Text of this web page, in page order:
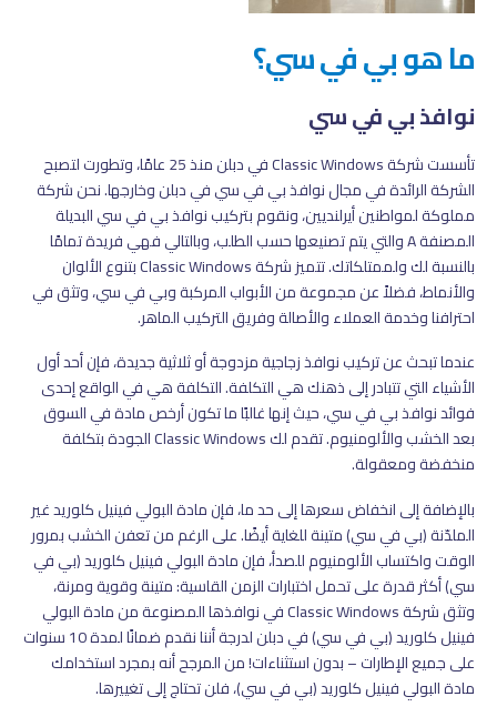
ما هو بي في سي؟
نوافذ بي في سي
تأسست شركة Classic Windows في دبلن منذ 25 عامًا، وتطورت لتصبح
الشركة الرائدة في مجال نوافذ بي في سي في دبلن وخارجها. نحن شركة
مملوكة لمواطنين أيرلنديين، ونقوم بتركيب نوافذ بي في سي البديلة
المصنفة A والتي يتم تصنيعها حسب الطلب، وبالتالي فهي فريدة تمامًا
بالنسبة لك ولممتلكاتك. تتميز شركة Classic Windows بتنوع الألوان
والأنماط، فضلاً عن مجموعة من الأبواب المركبة وبي في سي، وتثق في
احترافنا وخدمة العملاء والأصالة وفريق التركيب الماهر.
عندما تبحث عن تركيب نوافذ زجاجية مزدوجة أو ثلاثية جديدة، فإن أحد أول
الأشياء التي تتبادر إلى ذهنك هي التكلفة. التكلفة هي في الواقع إحدى
فوائد نوافذ بي في سي، حيث إنها غالبًا ما تكون أرخص مادة في السوق
بعد الخشب والألومنيوم. تقدم لك Classic Windows الجودة بتكلفة
منخفضة ومعقولة.
بالإضافة إلى انخفاض سعرها إلى حد ما، فإن مادة البولي فينيل كلوريد غير
الملدّنة (بي في سي) متينة للغاية أيضًا. على الرغم من تعفن الخشب بمرور
الوقت واكتساب الألومنيوم للصدأ، فإن مادة البولي فينيل كلوريد (بي في
سي) أكثر قدرة على تحمل اختبارات الزمن القاسية: متينة وقوية ومرنة،
وتثق شركة Classic Windows في نوافذها المصنوعة من مادة البولي
فينيل كلوريد (بي في سي) في دبلن لدرجة أننا نقدم ضمانًا لمدة 10 سنوات
على جميع الإطارات – بدون استثناءات! من المرجح أنه بمجرد استخدامك
مادة البولي فينيل كلوريد (بي في سي)، فلن تحتاج إلى تغييرها.